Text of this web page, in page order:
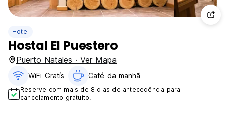
Hotel
Hostal El Puestero
Puerto Natales · Ver Mapa
WiFi Gratís Café da manhã
Reserve com mais de 8 dias de antecedência para
cancelamento gratuito.